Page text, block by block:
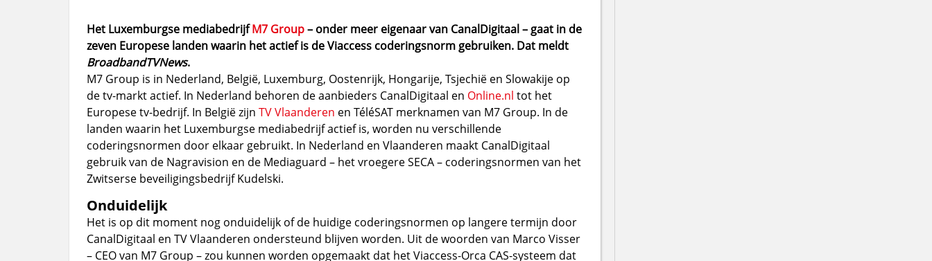
Het Luxemburgse mediabedrijfM7 Group– onder meer eigenaar van CanalDigitaal – gaat in de
zeven Europese landen waarin het actief is de Viaccess coderingsnorm gebruiken. Dat meldt
BroadbandTVNews.
M7 Group is in Nederland, België, Luxemburg, Oostenrijk, Hongarije, Tsjechië en Slowakije op
de tv-markt actief. In Nederland behoren de aanbieders CanalDigitaal en Online.nl tot het
Europese tv-bedrijf. In België zijn TV Vlaanderen en TéléSAT merknamen van M7 Group. In de
landen waarin het Luxemburgse mediabedrijf actief is, worden nu verschillende
coderingsnormen door elkaar gebruikt. In Nederland en Vlaanderen maakt CanalDigitaal
gebruik van de Nagravision en de Mediaguard – het vroegere SECA – coderingsnormen van het
Zwitserse beveiligingsbedrijf Kudelski.
Onduidelijk
Het is op dit moment nog onduidelijk of de huidige coderingsnormen op langere termijn door
CanalDigitaal en TV Vlaanderen ondersteund blijven worden. Uit de woorden van Marco Visser
– CEO van M7 Group – zou kunnen worden opgemaakt dat het Viaccess-Orca CAS-systeem dat